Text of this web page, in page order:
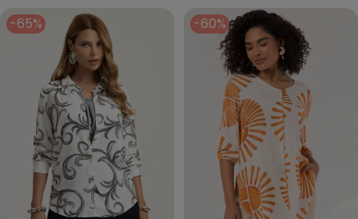
-65% -60%